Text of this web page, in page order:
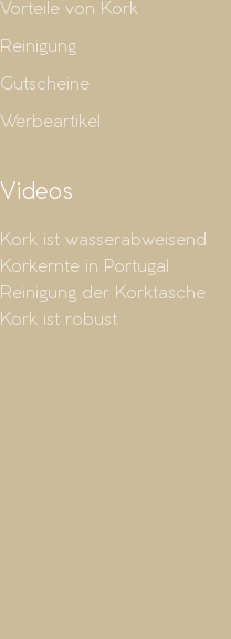
Vorteile von Kork
Reinigung
Gutscheine
Werbeartikel
Videos
Kork ist wasserabweisend
Korkernte in Portugal
Reinigung der Korktasche
Kork ist robust